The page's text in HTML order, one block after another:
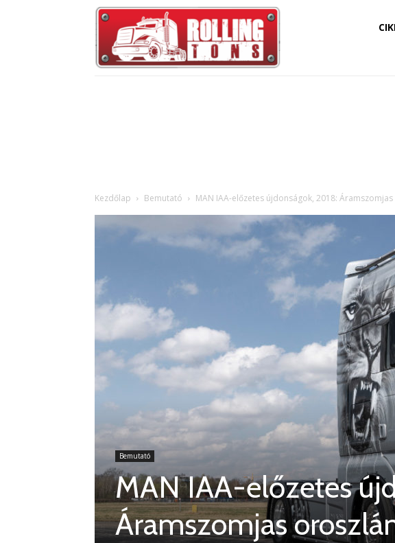
Kezdőlap Bemutató MAN IAA-előzetes újdonságok, 2018:
Bemutató
MAN IAA-előzetes
Áramszomjas